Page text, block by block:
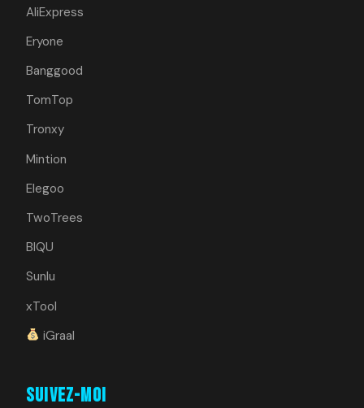
AliExpress
Eryone
Banggood
TomTop
Tronxy
Mintion
Elegoo
TwoTrees
BIQU
Sunlu
xTool
iGraal
Suivez-moi